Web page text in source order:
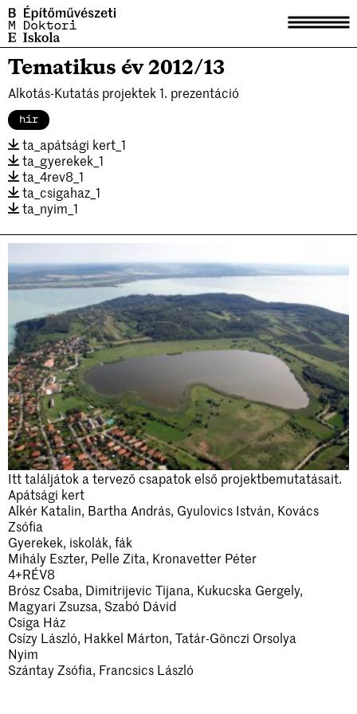
Aktuális
Hírek
Tagek
Tudástár
Disszertációk
Habilitációk
Korábbi előadások
Kiadványok
Tagek
Rólunk
Köszöntő
Szervezet
Felvétel
Szabályzatok
Hallgatók
Oktatók
EN
Tematikus év 2012/13
Alkotás-Kutatás projektek 1. prezentáció
hír
ta_apátsági kert_1
ta_gyerekek_1
ta_4rev8_1
ta_csigahaz_1
ta_nyim_1
Itt találjátok a tervező csapatok első projektbemutatásait.
Apátsági kert
Alkér Katalin, Bartha András, Gyulovics István, Kovács
Zsófia
Gyerekek, iskolák, fák
Mihály Eszter, Pelle Zita, Kronavetter Péter
4+RÉV8
Brósz Csaba, Dimitrijevic Tijana, Kukucska Gergely,
Magyari Zsuzsa, Szabó Dávid
Csiga Ház
Csízy László, Hakkel Márton, Tatár-Gönczi Orsolya
Nyim
Szántay Zsófia, Francsics László